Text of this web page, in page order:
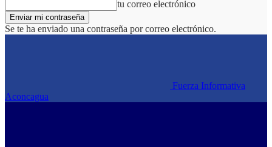
tu correo electrónico
Se te ha enviado una contraseña por correo electrónico.
Fuerza Informativa
Aconcagua